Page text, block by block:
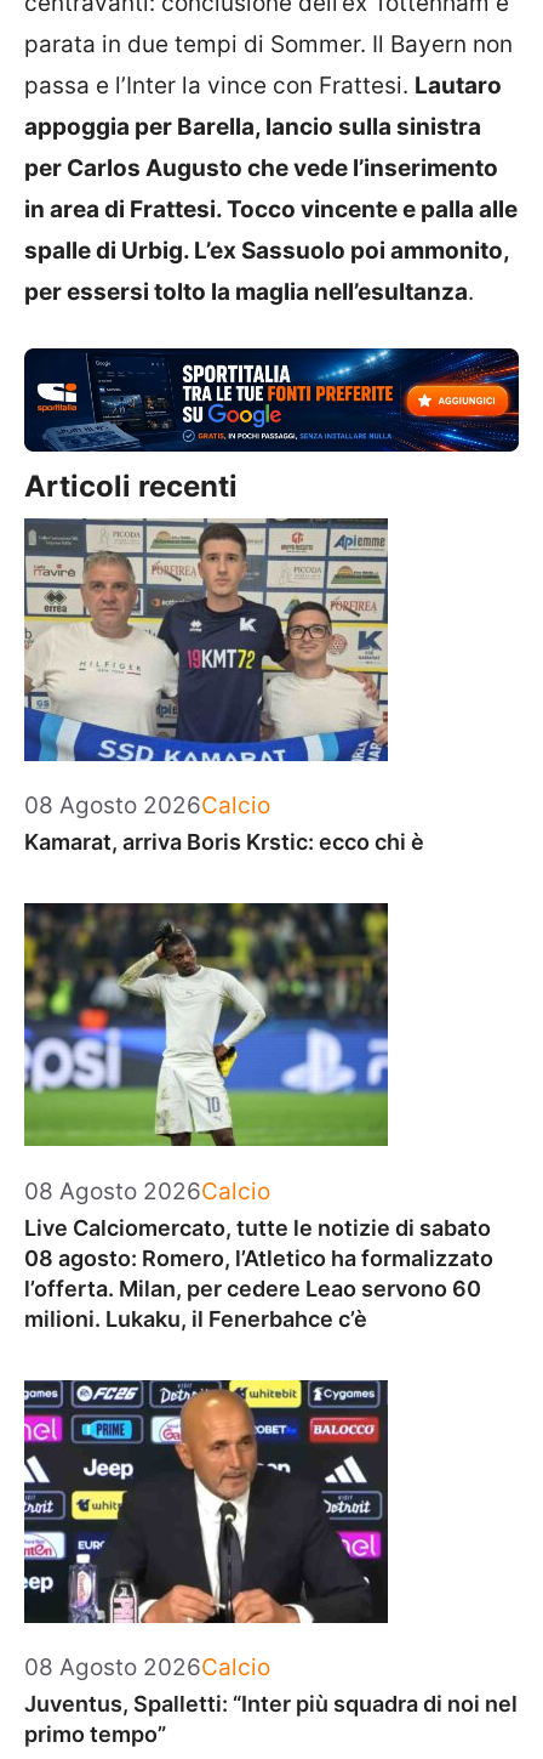
parata in due tempi di Sommer. Il Bayern non
passa e l’Inter la vince con Frattesi. Lautaro
appoggia per Barella, lancio sulla sinistra
per Carlos Augusto che vede l’inserimento
in area di Frattesi. Tocco vincente e palla alle
spalle di Urbig. L’ex Sassuolo poi ammonito,
per essersi tolto la maglia nell’esultanza.
Articoli recenti
08 Agosto 2026Categorie
Calcio
Kamarat, arriva Boris Krstic: ecco chi è
08 Agosto 2026Categorie
Calcio
Live Calciomercato, tutte le notizie di sabato
08 agosto: Romero, l’Atletico ha formalizzato
l’offerta. Milan, per cedere Leao servono 60
milioni. Lukaku, il Fenerbahce c’è
08 Agosto 2026Categorie
Calcio
Juventus, Spalletti: “Inter più squadra di noi nel
primo tempo”